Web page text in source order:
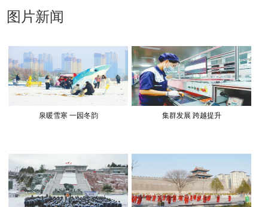
图片新闻
泉暖雪寒 一园冬韵 集群发展 跨越提升